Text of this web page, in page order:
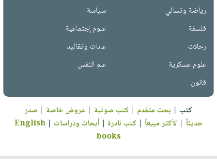
رياضة وتسالي
سياسة
فلسفة
علوم إجتماعية
رحلات
عادات وتقاليد
علوم عسكرية
علم النفس
قانون
كتب | بحث متقدم | كتب صوتية | عروض خاصة | صدر
حديثاً |الأكثر مبيعاً | كتب نادرة |أبحاث ودراسات |
English
books